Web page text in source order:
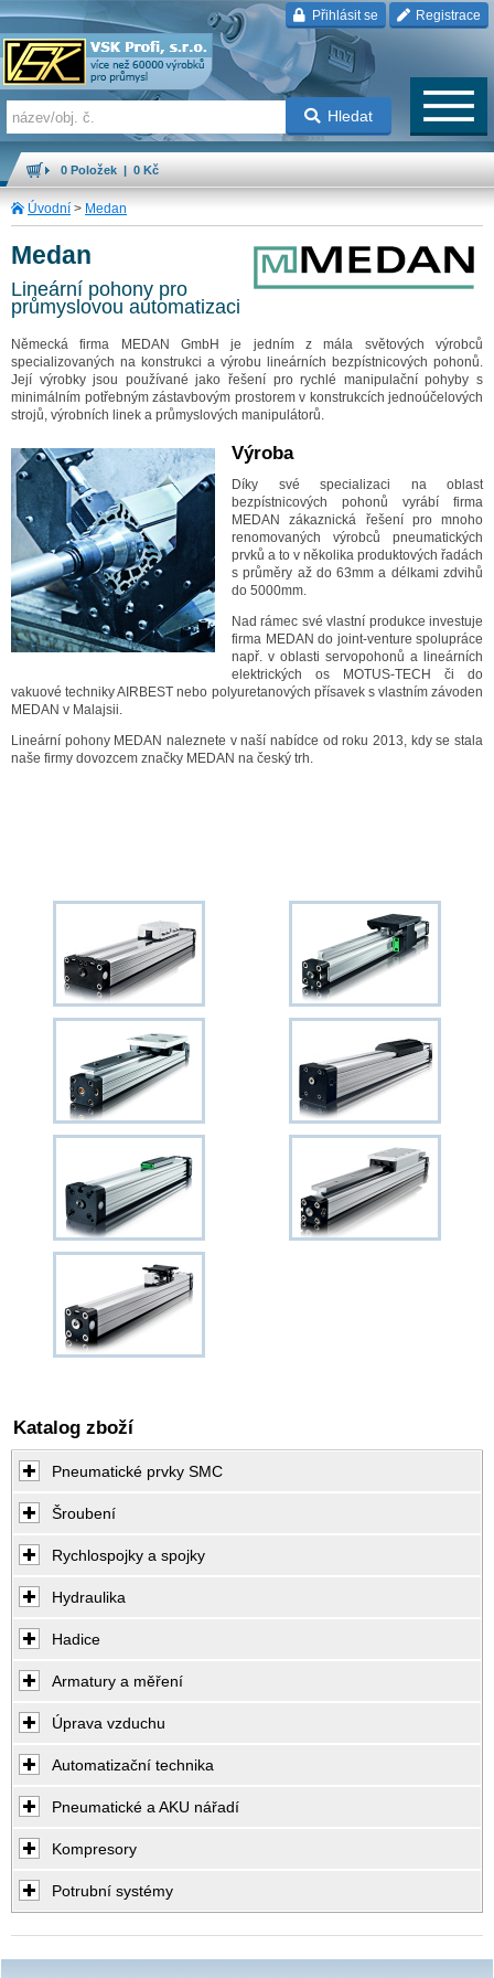
Přihlásit se Registrace
Hledat
0 Položek | 0 Kč
Úvodní > Medan
Medan
Lineární pohony pro
průmyslovou automatizaci
Německá firma MEDAN GmbH je jedním z mála světových výrobců
specializovaných na konstrukci a výrobu lineárních bezpístnicových pohonů.
Její výrobky jsou používané jako řešení pro rychlé manipulační pohyby s
minimálním potřebným zástavbovým prostorem v konstrukcích jednoúčelových
strojů, výrobních linek a průmyslových manipulátorů.
Výroba
Díky své specializaci na oblast
bezpístnicových pohonů vyrábí firma
MEDAN zákaznická řešení pro mnoho
renomovaných výrobců pneumatických
prvků a to v několika produktových řadách
s průměry až do 63mm a délkami zdvihů
do 5000mm.
Nad rámec své vlastní produkce investuje
firma MEDAN do joint-venture spolupráce
např. v oblasti servopohonů a lineárních
elektrických os MOTUS-TECH či do
vakuové techniky AIRBEST nebo polyuretanových přísavek s vlastním závoden
MEDAN v Malajsii.
Lineární pohony MEDAN naleznete v naší nabídce od roku 2013, kdy se stala
naše firmy dovozcem značky MEDAN na český trh.
Katalog zboží
Pneumatické prvky SMC
Šroubení
Rychlospojky a spojky
Hydraulika
Hadice
Armatury a měření
Úprava vzduchu
Automatizační technika
Pneumatické a AKU nářadí
Kompresory
Potrubní systémy